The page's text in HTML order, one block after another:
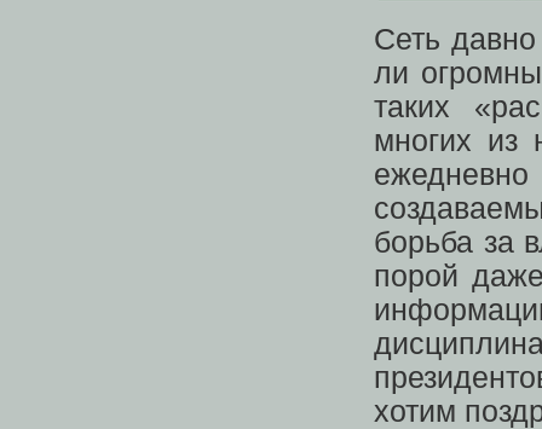
Сеть
ли
таких
многих из
борьба за
порой
хотим